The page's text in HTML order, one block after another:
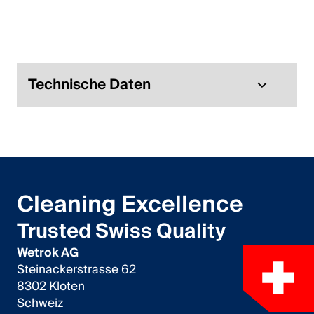
Österreich
Deutsch
Deutsch
English
Schweden
Svenska
Technische Daten
Cleaning Excellence
Trusted Swiss Quality
Wetrok AG
Steinackerstrasse 62
8302 Kloten
Schweiz